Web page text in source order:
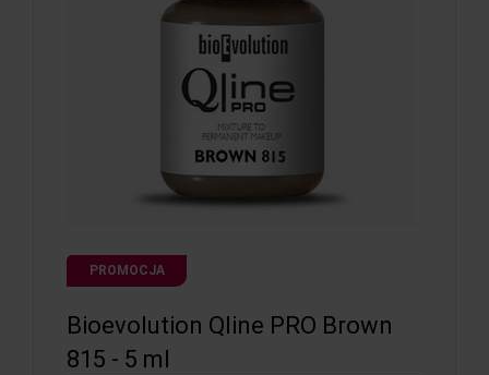
PROMOCJA
Bioevolution Qline PRO Brown
815 - 5 ml